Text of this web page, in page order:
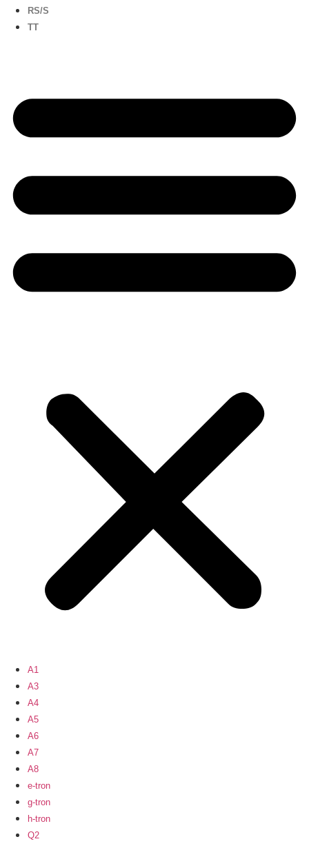
RS/S
TT
A1
A3
A4
A5
A6
A7
A8
e-tron
g-tron
h-tron
Q2